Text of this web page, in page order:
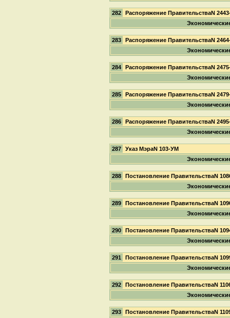
282
Распоряжение ПравительстваN
283
Распоряжение ПравительстваN
284
Распоряжение ПравительстваN
285
Распоряжение ПравительстваN
286
Распоряжение ПравительстваN
287
Указ МэраN 103-УМ
288
Постановление ПравительстваN
289
Постановление ПравительстваN
290
Постановление ПравительстваN
291
Постановление ПравительстваN
292
Постановление ПравительстваN
293
Постановление ПравительстваN